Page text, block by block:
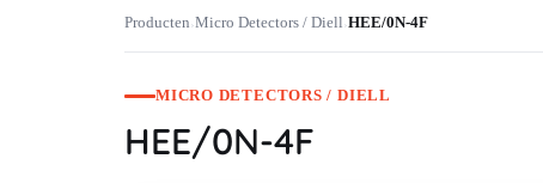
Producten›Micro Detectors / Diell›HEE/0N-4F
MICRO DETECTORS / DIELL
HEE/0N-4F